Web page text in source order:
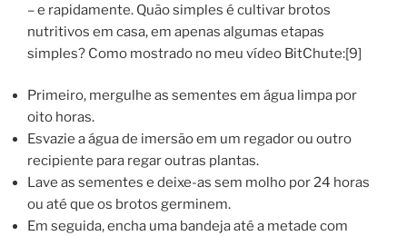
– e rapidamente. Quão simples é cultivar brotos
nutritivos em casa, em apenas algumas etapas
simples? Como mostrado no meu vídeo BitChute:[9]
Primeiro, mergulhe as sementes em água limpa por
oito horas.
Esvazie a água de imersão em um regador ou outro
recipiente para regar outras plantas.
Lave as sementes e deixe-as sem molho por 24 horas
ou até que os brotos germinem.
Em seguida, encha uma bandeja até a metade com